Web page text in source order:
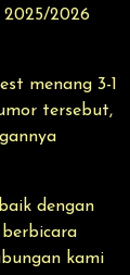
2025/2026
menang 3-1
tersebut,
dengan
kami